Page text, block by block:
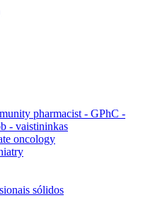
pharmacist - GPhC -
- vaistininkas
oncology
sólidos